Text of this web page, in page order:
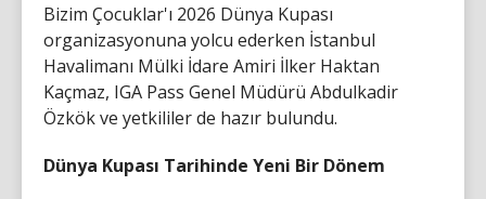
Bizim Çocuklar'ı 2026 Dünya Kupası
organizasyonuna yolcu ederken İstanbul
Havalimanı Mülki İdare Amiri İlker Haktan
Kaçmaz, IGA Pass Genel Müdürü Abdulkadir
Özkök ve yetkililer de hazır bulundu.
Dünya Kupası Tarihinde Yeni Bir Dönem